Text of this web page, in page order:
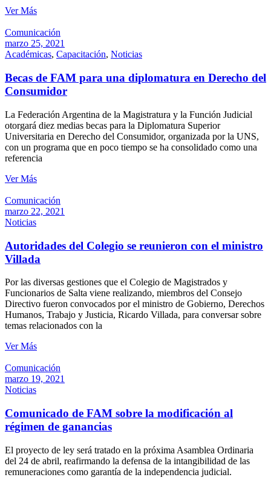
Ver Más
Comunicación
marzo 25, 2021
Académicas, Capacitación, Noticias
Becas de FAM para una diplomatura en Derecho del
Consumidor
La Federación Argentina de la Magistratura y la Función Judicial
otorgará diez medias becas para la Diplomatura Superior
Universitaria en Derecho del Consumidor, organizada por la UNS,
con un programa que en poco tiempo se ha consolidado como una
referencia
Ver Más
Comunicación
marzo 22, 2021
Noticias
Autoridades del Colegio se reunieron con el ministro
Villada
Por las diversas gestiones que el Colegio de Magistrados y
Funcionarios de Salta viene realizando, miembros del Consejo
Directivo fueron convocados por el ministro de Gobierno, Derechos
Humanos, Trabajo y Justicia, Ricardo Villada, para conversar sobre
temas relacionados con la
Ver Más
Comunicación
marzo 19, 2021
Noticias
Comunicado de FAM sobre la modificación al
régimen de ganancias
El proyecto de ley será tratado en la próxima Asamblea Ordinaria
del 24 de abril, reafirmando la defensa de la intangibilidad de las
remuneraciones como garantía de la independencia judicial.